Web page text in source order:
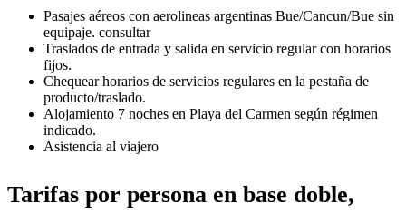
Pasajes aéreos con aerolineas argentinas Bue/Cancun/Bue sin
equipaje. consultar
Traslados de entrada y salida en servicio regular con horarios
fijos.
Chequear horarios de servicios regulares en la pestaña de
producto/traslado.
Alojamiento 7 noches en Playa del Carmen según régimen
indicado.
Asistencia al viajero
Tarifas por persona en base doble,